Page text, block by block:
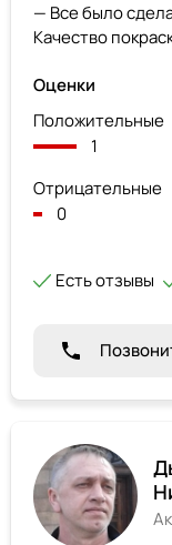
— Все было
Качество
Оценки
Положительные
1
Отрицательные
0
Есть отзывы